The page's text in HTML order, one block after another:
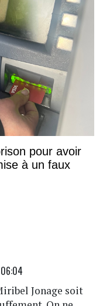
pour avoir
à un faux
Jonage soit